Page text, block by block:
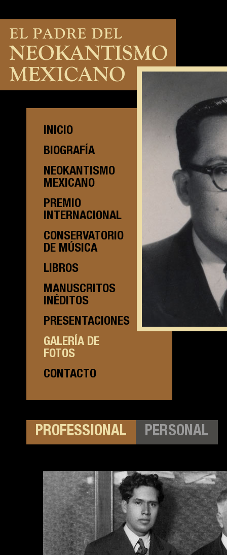
INICIO
BIOGRAFÍA
NEOKANTISMO
MEXICANO
PREMIO
INTERNACIONAL
CONSERVATORIO
DE MÚSICA
LIBROS
MANUSCRITOS
INÉDITOS
PRESENTACIONES
GALERÍA DE
FOTOS
CONTACTO
PROFESSIONAL PERSONAL